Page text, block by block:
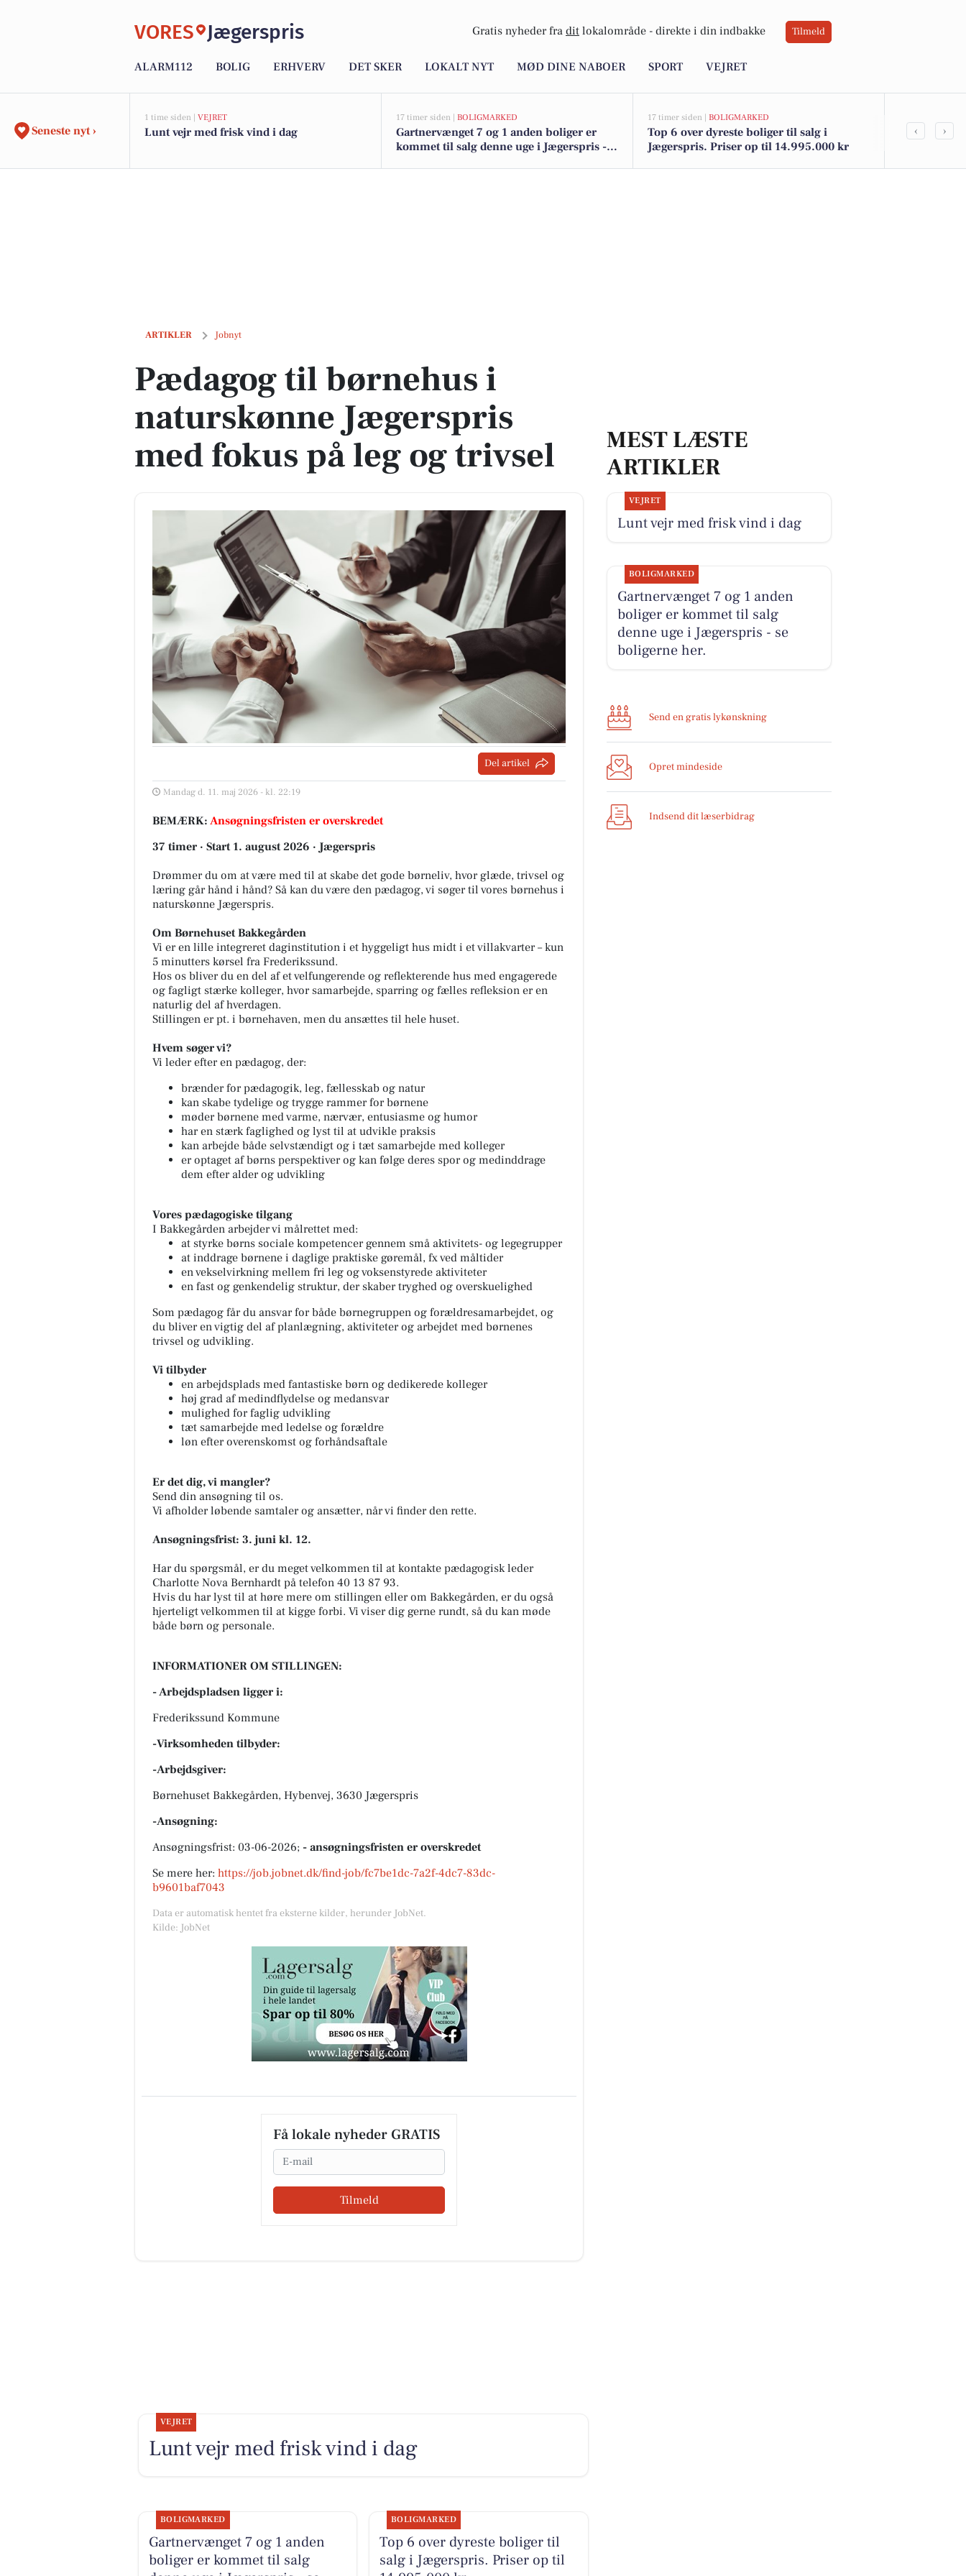
VORES Jægerspris Gratis nyheder fra dit lokalområde - direkte i din indbakke Tilmeld
ALARM112 BOLIG ERHVERV DET SKER LOKALT NYT MØD DINE NABOER SPORT VEJRET
Seneste nyt ›
1 time siden | VEJRET
Lunt vejr med frisk vind i dag
17 timer siden | BOLIGMARKED
Gartnervænget 7 og 1 anden boliger er
kommet til salg denne uge i Jægerspris -
17 timer siden | BOLIGMARKED
Top 6 over dyreste boliger til salg i
Jægerspris. Priser op til 14.995.000 kr
Magnum is
‹ ›
ARTIKLER Jobnyt
Pædagog til børnehus i naturskønne Jægerspris med fokus på leg og trivsel
Pædagog til børnehus i
naturskønne Jægerspris
med fokus på leg og trivsel
Del artikel
Mandag d. 11. maj 2026 - kl. 22:19
BEMÆRK: Ansøgningsfristen er overskredet
37 timer · Start 1. august 2026 · Jægerspris
Drømmer du om at være med til at skabe det gode børneliv, hvor glæde, trivsel og
læring går hånd i hånd? Så kan du være den pædagog, vi søger til vores børnehus i
naturskønne Jægerspris.
Om Børnehuset Bakkegården
Vi er en lille integreret daginstitution i et hyggeligt hus midt i et villakvarter – kun
5 minutters kørsel fra Frederikssund.
Hos os bliver du en del af et velfungerende og reflekterende hus med engagerede
og fagligt stærke kolleger, hvor samarbejde, sparring og fælles refleksion er en
naturlig del af hverdagen.
Stillingen er pt. i børnehaven, men du ansættes til hele huset.
Hvem søger vi?
Vi leder efter en pædagog, der:
brænder for pædagogik, leg, fællesskab og natur
kan skabe tydelige og trygge rammer for børnene
møder børnene med varme, nærvær, entusiasme og humor
har en stærk faglighed og lyst til at udvikle praksis
kan arbejde både selvstændigt og i tæt samarbejde med kolleger
er optaget af børns perspektiver og kan følge deres spor og medinddrage
dem efter alder og udvikling
Vores pædagogiske tilgang
I Bakkegården arbejder vi målrettet med:
at styrke børns sociale kompetencer gennem små aktivitets- og legegrupper
at inddrage børnene i daglige praktiske gøremål, fx ved måltider
en vekselvirkning mellem fri leg og voksenstyrede aktiviteter
en fast og genkendelig struktur, der skaber tryghed og overskuelighed
Som pædagog får du ansvar for både børnegruppen og forældresamarbejdet, og
du bliver en vigtig del af planlægning, aktiviteter og arbejdet med børnenes
trivsel og udvikling.
Vi tilbyder
en arbejdsplads med fantastiske børn og dedikerede kolleger
høj grad af medindflydelse og medansvar
mulighed for faglig udvikling
tæt samarbejde med ledelse og forældre
løn efter overenskomst og forhåndsaftale
Er det dig, vi mangler?
Send din ansøgning til os.
Vi afholder løbende samtaler og ansætter, når vi finder den rette.
Ansøgningsfrist: 3. juni kl. 12.
Har du spørgsmål, er du meget velkommen til at kontakte pædagogisk leder
Charlotte Nova Bernhardt på telefon 40 13 87 93.
Hvis du har lyst til at høre mere om stillingen eller om Bakkegården, er du også
hjerteligt velkommen til at kigge forbi. Vi viser dig gerne rundt, så du kan møde
både børn og personale.
INFORMATIONER OM STILLINGEN:
- Arbejdspladsen ligger i:
Frederikssund Kommune
-Virksomheden tilbyder:
-Arbejdsgiver:
Børnehuset Bakkegården, Hybenvej, 3630 Jægerspris
-Ansøgning:
Ansøgningsfrist: 03-06-2026; - ansøgningsfristen er overskredet
Se mere her: https://job.jobnet.dk/find-job/fc7be1dc-7a2f-4dc7-83dc-
b9601baf7043
Data er automatisk hentet fra eksterne kilder, herunder JobNet.
Kilde: JobNet
Få lokale nyheder GRATIS
Email
Tilmeld
MEST LÆSTE
ARTIKLER
VEJRET
Lunt vejr med frisk vind i dag
BOLIGMARKED
Gartnervænget 7 og 1 anden
boliger er kommet til salg
denne uge i Jægerspris - se
boligerne her.
Send en gratis lykønskning
Opret mindeside
Indsend dit læserbidrag
VEJRET
Lunt vejr med frisk vind i dag
BOLIGMARKED
Gartnervænget 7 og 1 anden
boliger er kommet til salg
BOLIGMARKED
Top 6 over dyreste boliger til
salg i Jægerspris. Priser op til